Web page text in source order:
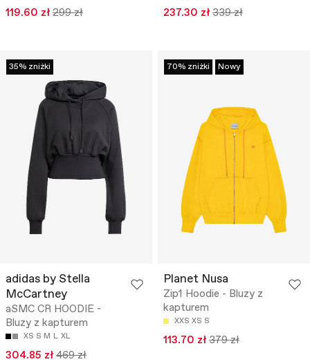
119.60 zł 299 zł 237.30 zł 339 zł
35% zniżki
adidas by Stella
McCartney
aSMC CR HOODIE -
Bluzy z kapturem
XS S M L XL
304.85 zł 469 zł
70% zniżki Nowy
Planet Nusa
Zip1 Hoodie - Bluzy z
kapturem
XXS XS S
113.70 zł 379 zł